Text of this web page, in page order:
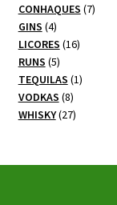
CONHAQUES 77
GINS 44
produtos
LICORES 1616
RUNS 55
produtos
TEQUILAS 11
VODKAS 88
produtos
WHISKY 2727